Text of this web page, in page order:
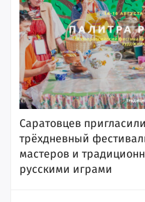
Саратовцев
трёхдневный
мастеров и
русскими играми